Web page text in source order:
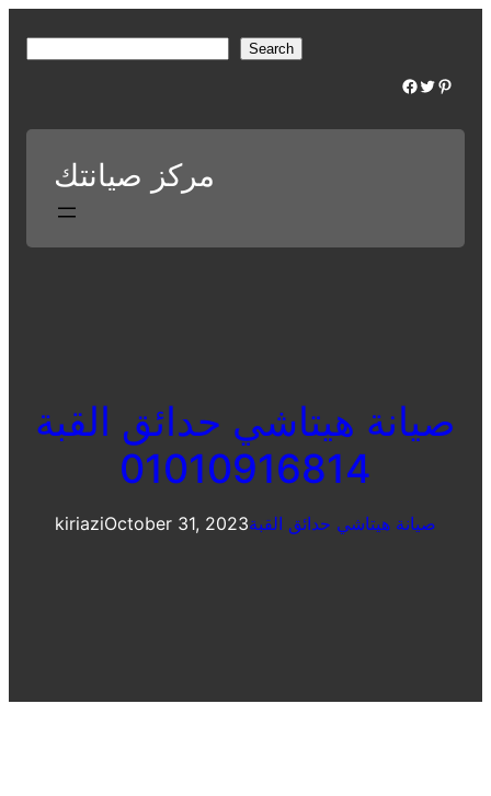
r
Search
Facebook Twitter Pinterest
مركز صيانتك
صيانة هيتاشي حدائق القبة
01010916814
kiriaziOctober 31, 2023صيانة هيتاشي حدائق القبة